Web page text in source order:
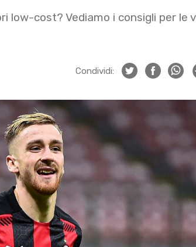
low-cost? Vediamo i consigli per le
Condividi: